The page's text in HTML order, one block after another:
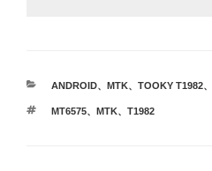
カ
ゴ
ANDROID、 MTK、 TOOKY T1982、
タ
MT6575、 MTK、 T1982